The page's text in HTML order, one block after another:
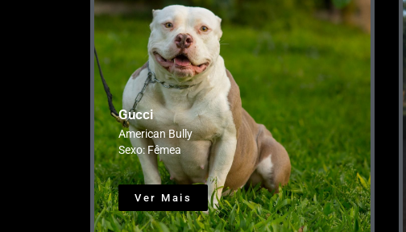
Gucci
American Bully
Sexo: Fêmea
Ver Mais